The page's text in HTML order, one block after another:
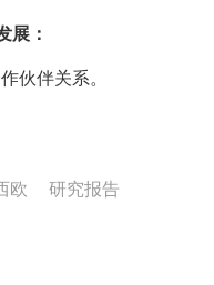
展：
伙伴关系。
欧 研究报告